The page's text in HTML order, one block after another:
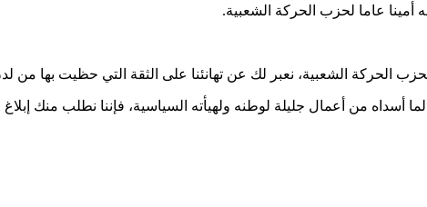
أمينا عاما لحزب الحركة الشعبية.
الحركة الشعبية، نعبر لك عن تهانئنا على الثقة التي حظيت بها من
أسداه من أعمال جليلة لوطنه ولهيأته السياسية، فإننا نطلب منك